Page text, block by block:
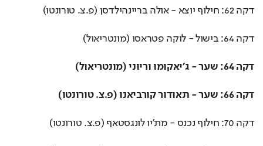
דקה 62: חילוף יוצא - אולה בריינהילדסן (פ.צ. טורונטו)
דקה 64: בישול - לוקה פטראסו (מונטריאול)
דקה 64: שער - ג'יאקומו וריוני (מונטריאול)
דקה 66: שער - תאודור קורביאנו (פ.צ. טורונטו)
דקה 70: חילוף נכנס - מת'יו לונגסטאף (פ.צ. טורונטו)